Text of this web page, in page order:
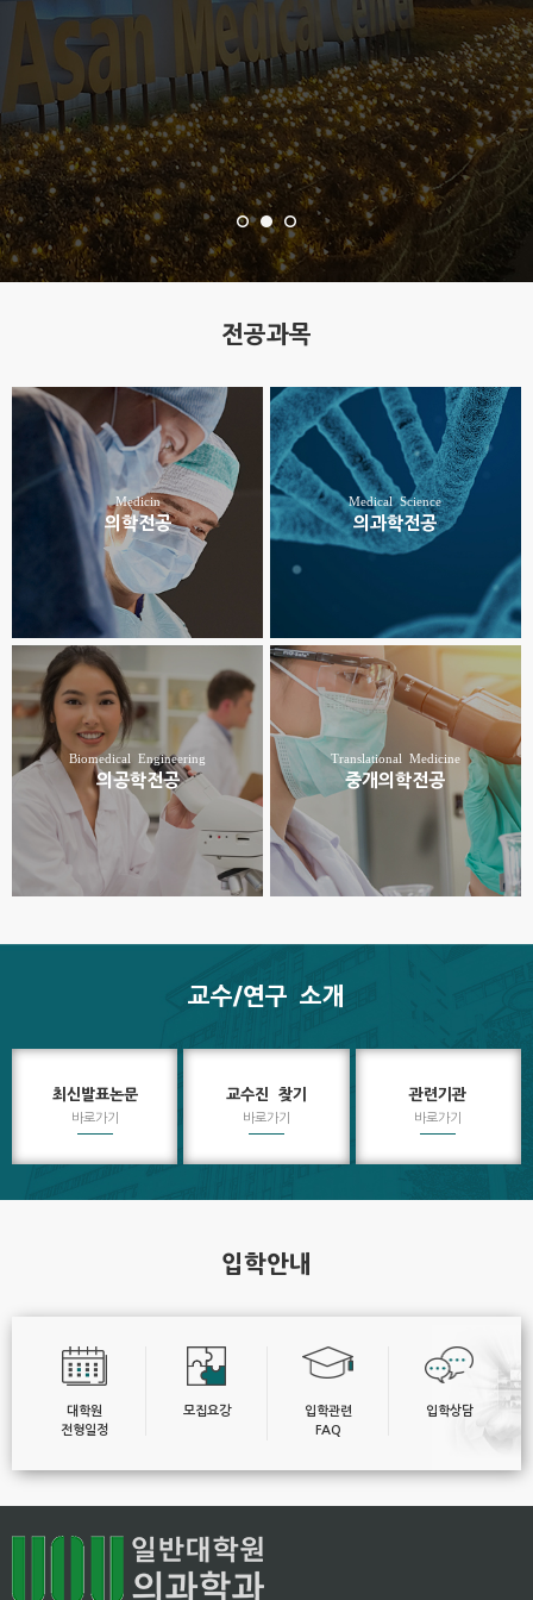
전공과목
Medicin
의학전공
Medical Science
의과학전공
Biomedical Engineering
의공학전공
Translational Medicine
중개의학전공
교수/연구 소개
최신발표논문
바로가기
교수진 찾기
바로가기
관련기관
바로가기
입학안내
대학원
전형일정
모집요강
입학관련
FAQ
입학상담